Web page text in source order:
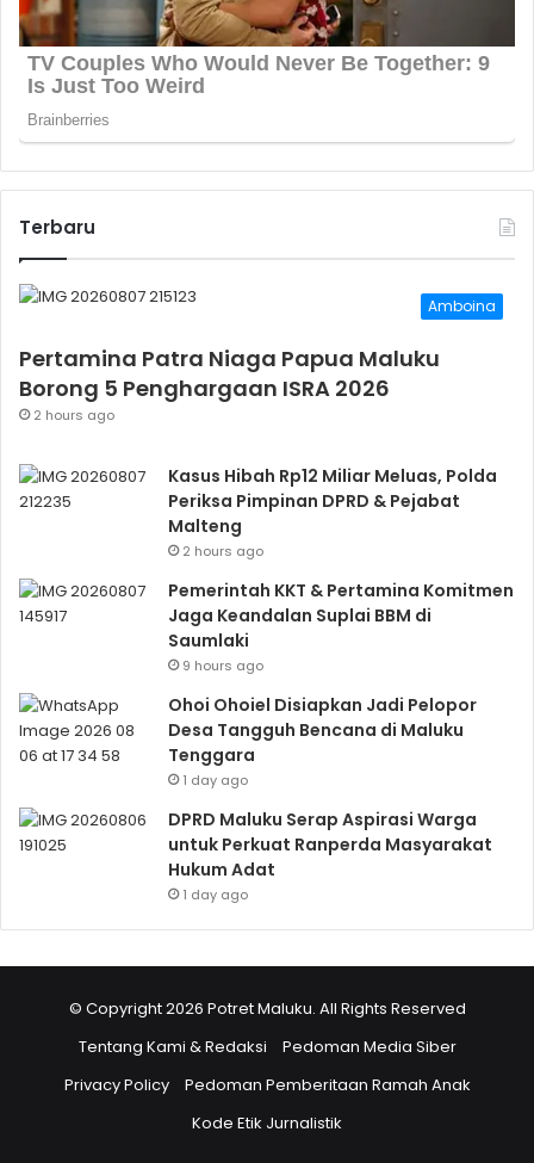
Terbaru
Amboina
Pertamina Patra Niaga Papua Maluku
Borong 5 Penghargaan ISRA 2026
2 hours ago
Kasus Hibah Rp12 Miliar Meluas, Polda
Periksa Pimpinan DPRD & Pejabat
Malteng
2 hours ago
Pemerintah KKT & Pertamina Komitmen
Jaga Keandalan Suplai BBM di
Saumlaki
9 hours ago
Ohoi Ohoiel Disiapkan Jadi Pelopor
Desa Tangguh Bencana di Maluku
Tenggara
1 day ago
DPRD Maluku Serap Aspirasi Warga
untuk Perkuat Ranperda Masyarakat
Hukum Adat
1 day ago
© Copyright 2026 Potret Maluku. All Rights Reserved
Tentang Kami & Redaksi
Pedoman Media Siber
Privacy Policy
Pedoman Pemberitaan Ramah Anak
Kode Etik Jurnalistik